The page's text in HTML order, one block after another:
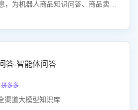
，为机器人商品知识问答、商品卖点
答-智能体问答
多多
渠道大模型知识库